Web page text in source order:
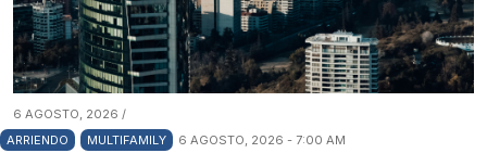
6 AGOSTO, 2026 /
ARRIENDO
MULTIFAMILY 6 AGOSTO, 2026 - 7:00 AM